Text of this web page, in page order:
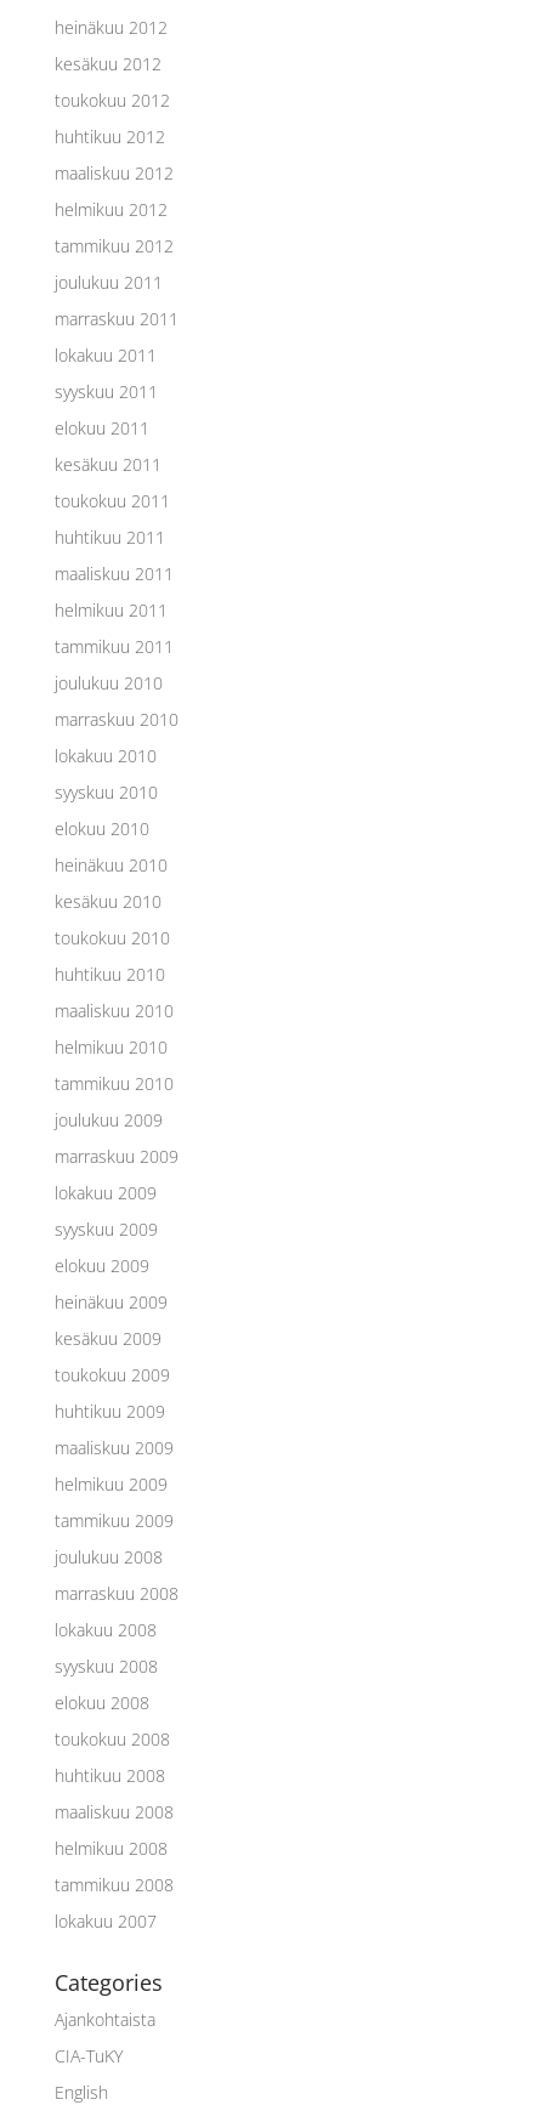
heinäkuu 2012
kesäkuu 2012
toukokuu 2012
huhtikuu 2012
maaliskuu 2012
helmikuu 2012
tammikuu 2012
joulukuu 2011
marraskuu 2011
lokakuu 2011
syyskuu 2011
elokuu 2011
kesäkuu 2011
toukokuu 2011
huhtikuu 2011
maaliskuu 2011
helmikuu 2011
tammikuu 2011
joulukuu 2010
marraskuu 2010
lokakuu 2010
syyskuu 2010
elokuu 2010
heinäkuu 2010
kesäkuu 2010
toukokuu 2010
huhtikuu 2010
maaliskuu 2010
helmikuu 2010
tammikuu 2010
joulukuu 2009
marraskuu 2009
lokakuu 2009
syyskuu 2009
elokuu 2009
heinäkuu 2009
kesäkuu 2009
toukokuu 2009
huhtikuu 2009
maaliskuu 2009
helmikuu 2009
tammikuu 2009
joulukuu 2008
marraskuu 2008
lokakuu 2008
syyskuu 2008
elokuu 2008
toukokuu 2008
huhtikuu 2008
maaliskuu 2008
helmikuu 2008
tammikuu 2008
lokakuu 2007
Categories
Ajankohtaista
CIA-TuKY
English